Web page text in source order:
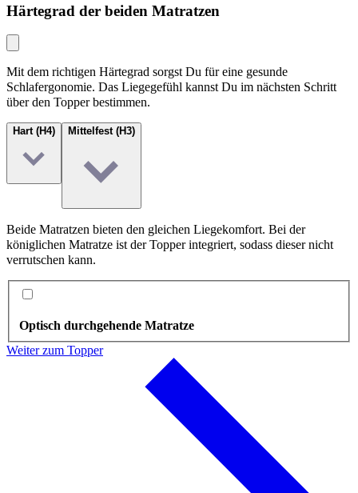
Härtegrad der beiden Matratzen
Mit dem richtigen Härtegrad sorgst Du für eine gesunde
Schlafergonomie. Das Liegegefühl kannst Du im nächsten Schritt
über den Topper bestimmen.
Hart (H4) Mittelfest (H3)
Beide Matratzen bieten den gleichen Liegekomfort. Bei der
königlichen Matratze ist der Topper integriert, sodass dieser nicht
verrutschen kann.
Optisch durchgehende Matratze
Weiter zum Topper